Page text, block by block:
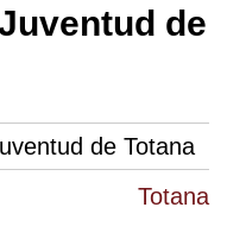
Totana
de
de Totana